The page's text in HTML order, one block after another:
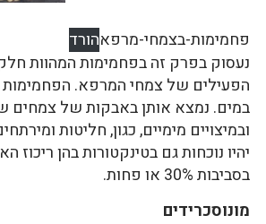
פחמימות-בצמחי-מרפאהורד
נעסוק בפרק זה בפחמימות המהוות
הפעילים של צמחי המרפא. הפחמימות
במים. נמצא אותן באבקות של צמחים
ובמיצויים מימיים, כגון, חליטות
יהיו נוכחות גם בטינקטורות בהן ריכוז
בסביבות 30% או פחות.
מונוסכרידים